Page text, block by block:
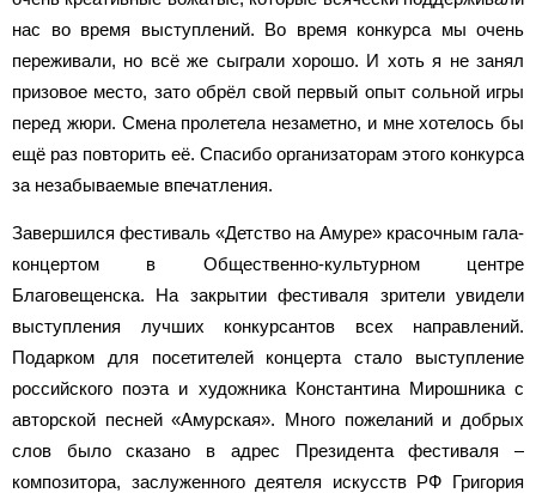
нас во время выступлений. Во время конкурса мы очень
переживали, но всё же сыграли хорошо. И хоть я не занял
призовое место, зато обрёл свой первый опыт сольной игры
перед жюри. Смена пролетела незаметно, и мне хотелось бы
ещё раз повторить её. Спасибо организаторам этого конкурса
за незабываемые впечатления.
Завершился фестиваль «Детство на Амуре» красочным гала-
концертом в Общественно-культурном центре
Благовещенска. На закрытии фестиваля зрители увидели
выступления лучших конкурсантов всех направлений.
Подарком для посетителей концерта стало выступление
российского поэта и художника Константина Мирошника с
авторской песней «Амурская». Много пожеланий и добрых
слов было сказано в адрес Президента фестиваля –
композитора, заслуженного деятеля искусств РФ Григория